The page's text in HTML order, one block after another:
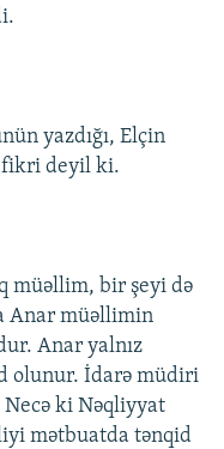
yazdığı, Elçin
fikri deyil ki.
müəllim, bir şeyi də
Anar müəllimin
Anar yalnız
olunur. İdarə müdiri
ki Nəqliyyat
mətbuatda tənqid